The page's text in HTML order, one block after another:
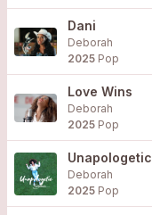
Dani
Deborah
2025 Pop
Love Wins
Deborah
2025 Pop
Unapologetic
Deborah
2025 Pop